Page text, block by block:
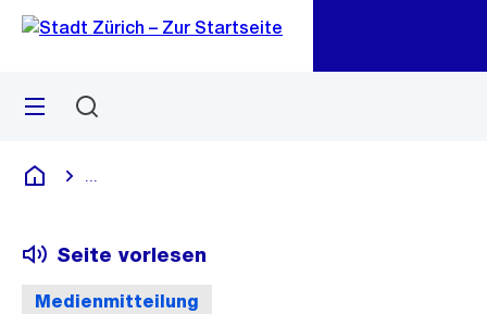
Navigation
Sprunglink
Menü
Deutsch
Medienmitteilung
Seite vorlesen